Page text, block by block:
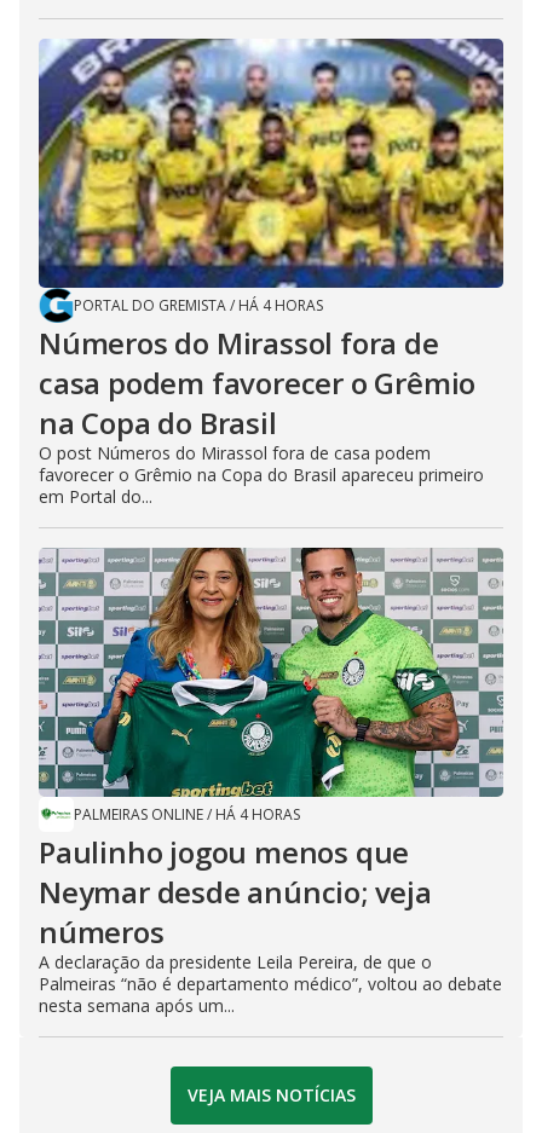
PORTAL DO GREMISTA/ HÁ 4 HORAS
Números do Mirassol fora de
casa podem favorecer o Grêmio
na Copa do Brasil
O post Números do Mirassol fora de casa podem
favorecer o Grêmio na Copa do Brasil apareceu primeiro
em Portal do...
PALMEIRAS ONLINE/ HÁ 4 HORAS
Paulinho jogou menos que
Neymar desde anúncio; veja
números
A declaração da presidente Leila Pereira, de que o
Palmeiras “não é departamento médico”, voltou ao debate
nesta semana após um...
VEJA MAIS NOTÍCIAS